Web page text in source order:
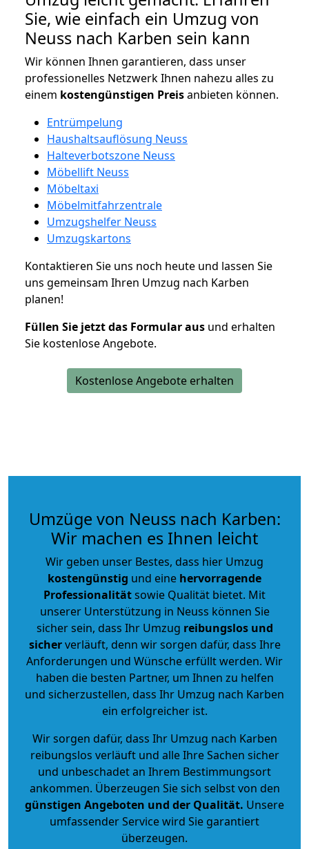
Sie, wie einfach ein Umzug von
Neuss nach Karben sein kann
Wir können Ihnen garantieren, dass unser
professionelles Netzwerk Ihnen nahezu alles zu
einem kostengünstigen Preisanbieten können.
Entrümpelung
Haushaltsauflösung Neuss
Halteverbotszone Neuss
Möbellift Neuss
Möbeltaxi
Möbelmitfahrzentrale
Umzugshelfer Neuss
Umzugskartons
Kontaktieren Sie uns noch heute und lassen Sie
uns gemeinsam Ihren Umzug nach Karben
planen!
Füllen Sie jetzt das Formular aus und erhalten
Sie kostenlose Angebote.
Kostenlose Angebote erhalten
Umzüge von Neuss nach Karben:
Wir machen es Ihnen leicht
Wir geben unser Bestes, dass hier Umzug
kostengünstig und eine hervorragende
Professionalitätsowie Qualität bietet. Mit
unserer Unterstützung in Neuss können Sie
sicher sein, dass Ihr Umzug reibungslos und
sicherverläuft, denn wir sorgen dafür, dass Ihre
Anforderungen und Wünsche erfüllt werden. Wir
haben die besten Partner, um Ihnen zu helfen
und sicherzustellen, dass Ihr Umzug nach Karben
ein erfolgreicher ist.
Wir sorgen dafür, dass Ihr Umzug nach Karben
reibungslos verläuft und alle Ihre Sachen sicher
und unbeschadet an Ihrem Bestimmungsort
ankommen. Überzeugen Sie sich selbst von den
günstigen Angeboten und der Qualität. Unsere
umfassender Service wird Sie garantiert
überzeugen.